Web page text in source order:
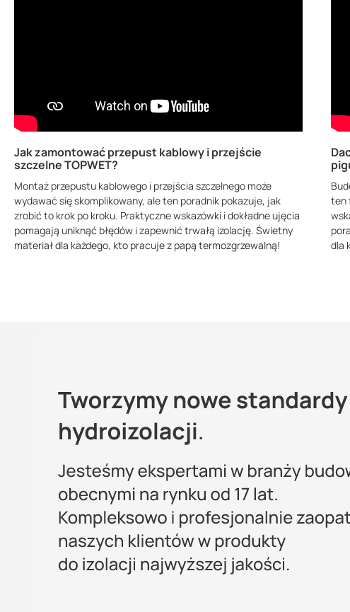
Jak zamontować przepust kablowy i przejście
szczelne TOPWET?
Montaż przepustu kablowego i przejścia szczelnego może
wydawać się skomplikowany, ale ten poradnik pokazuje, jak
zrobić to krok po kroku. Praktyczne wskazówki i dokładne ujęcia
pomagają uniknąć błędów i zapewnić trwałą izolację. Świetny
materiał dla każdego, kto pracuje z papą termozgrzewalną!
ten
dla